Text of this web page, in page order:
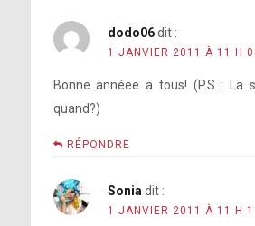
dodo06 dit :
1 JANVIER 2011 À 11 H
Bonne annéee a tous! (P.S : La
quand?)
RÉPONDRE
Sonia dit :
1 JANVIER 2011 À 11 H